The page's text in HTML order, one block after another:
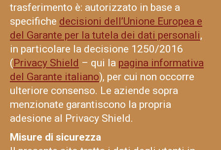
trasferimento è: autorizzato in base a
specifiche decisioni dell’Unione Europea e
del Garante per la tutela dei dati personali,
in particolare la decisione 1250/2016
(Privacy Shield – qui la pagina informativa
del Garante italiano), per cui non occorre
ulteriore consenso. Le aziende sopra
menzionate garantiscono la propria
adesione al Privacy Shield.
Misure di sicurezza